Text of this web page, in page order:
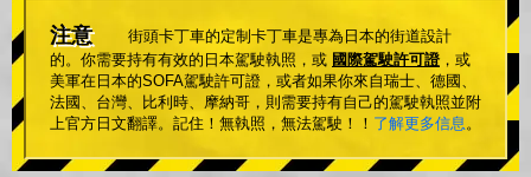
注意
街頭卡丁車的定制卡丁車是專為日本的街道設計
的。你需要持有有效的日本駕駛執照，或 國際駕駛許可證，或
美軍在日本的SOFA駕駛許可證，或者如果你來自瑞士、德國、
法國、台灣、比利時、摩納哥，則需要持有自己的駕駛執照並附
上官方日文翻譯。記住！無執照，無法駕駛！！ 了解更多信息。